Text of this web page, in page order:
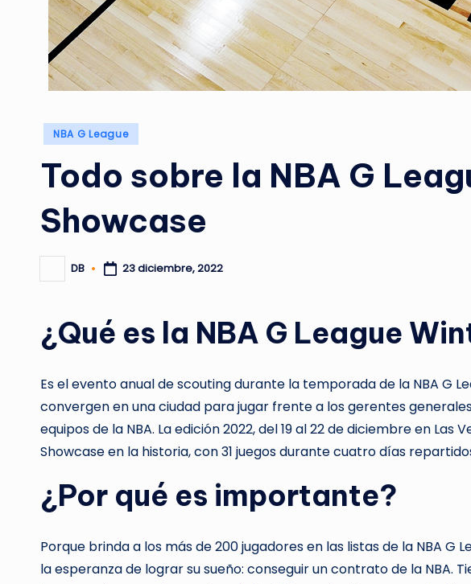
Publicado
NBA G League
Todo sobre la NBA G
Showcase
Publicado
por
DB 23 diciembre, 2022
¿Qué es la NBA G League
Es el evento anual de scouting durante la temporada de la NBA G
convergen en una ciudad para jugar frente a los gerentes
equipos de la NBA. La edición 2022, del 19 al 22 de diciembre en Las
Showcase en la historia, con 31 juegos durante cuatro días
¿Por qué es importante?
Porque brinda a los más de 200 jugadores en las listas de la NBA G
la esperanza de lograr su sueño: conseguir un contrato de la NBA.